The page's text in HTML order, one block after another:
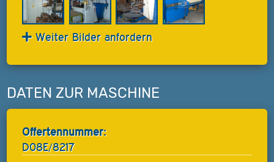
Weiter Bilder anfordern
DATEN ZUR MASCHINE
Offertennummer:
D08E/8217